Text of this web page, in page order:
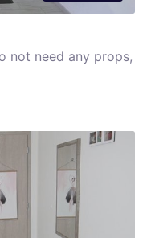
not need any props,